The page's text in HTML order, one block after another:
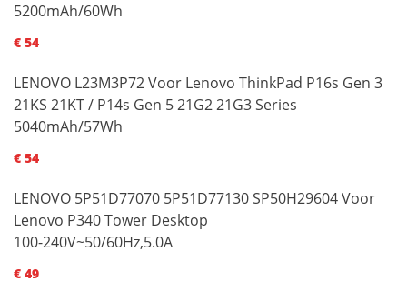
5200mAh/60Wh
€ 54
LENOVO L23M3P72 Voor Lenovo ThinkPad P16s Gen 3
21KS 21KT / P14s Gen 5 21G2 21G3 Series
5040mAh/57Wh
€ 54
LENOVO 5P51D77070 5P51D77130 SP50H29604 Voor
Lenovo P340 Tower Desktop
100-240V~50/60Hz,5.0A
€ 49